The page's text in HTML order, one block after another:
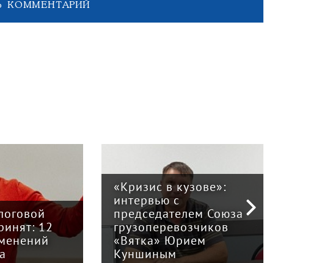
КОММЕНТАРИЙ
12
«Кризис в кузове»:
интервью с
председателем Союза
грузоперевозчиков
«Вятка» Юрием
Куншиным